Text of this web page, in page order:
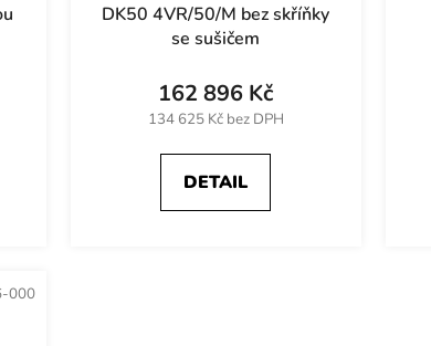
DK50 4VR/50/M bez skříňky
se sušičem
134 625 Kč bez DPH
162 896 Kč
DETAIL
000